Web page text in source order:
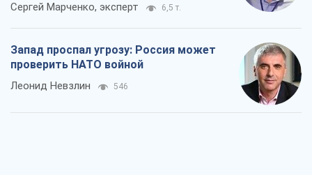
Сергей Марченко, эксперт 6,5 т.
Запад проспал угрозу: Россия может
проверить НАТО войной
Леонид Невзлин 546